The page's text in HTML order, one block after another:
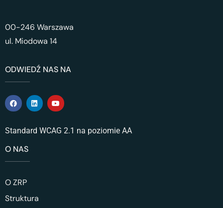
00-246 Warszawa
ul. Miodowa 14
ODWIEDŹ NAS NA
Standard WCAG 2.1 na poziomie AA
O NAS
O ZRP
Struktura